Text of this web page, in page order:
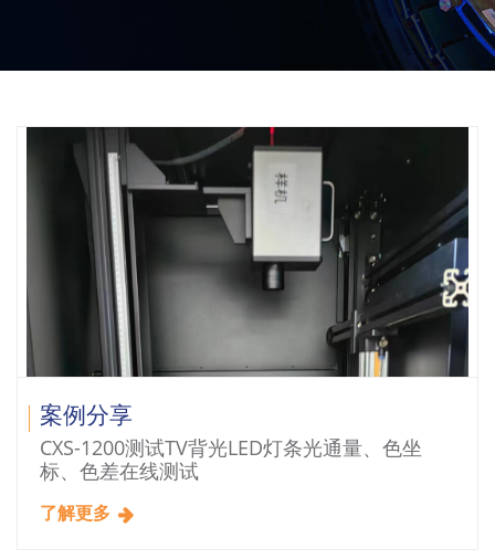
案例分享
CXS-1200测试TV背光LED灯条光通量、色坐
标、色差在线测试
了解更多